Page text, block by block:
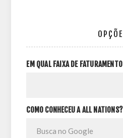
EM QUAL FAIXA DE
COMO CONHECEU A ALL